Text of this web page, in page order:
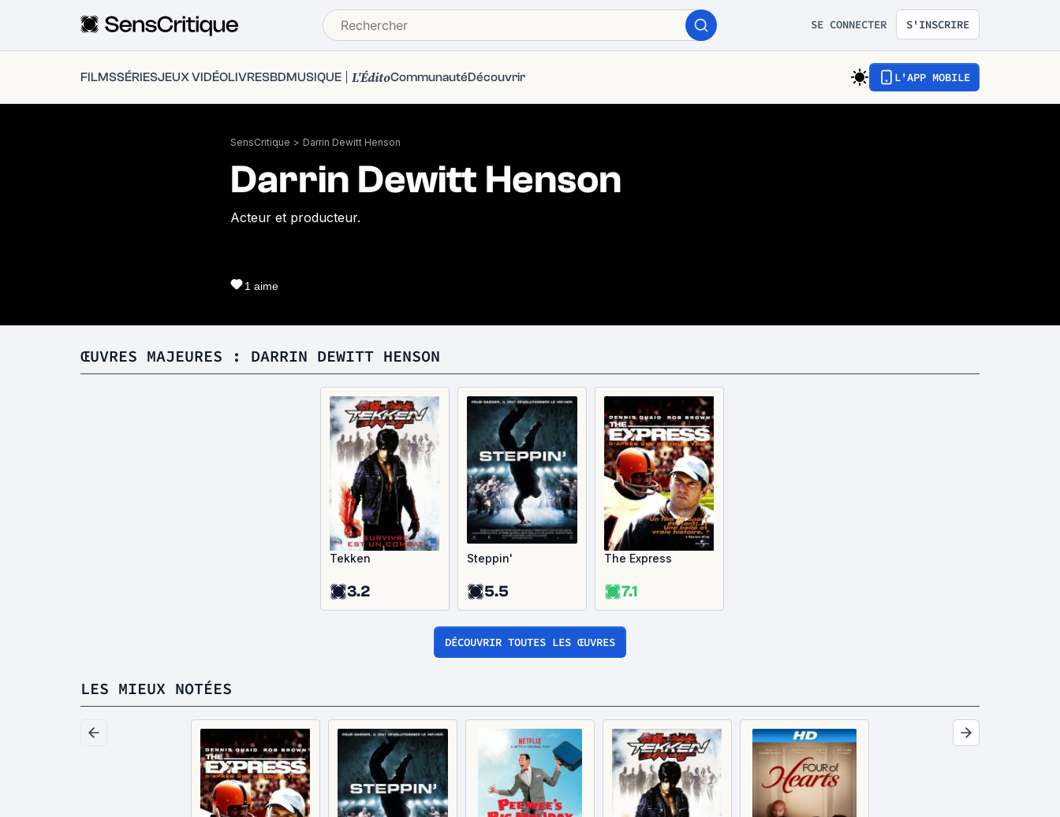
SE CONNECTER S'INSCRIRE
FILMSSÉRIESJEUX VIDÉOLIVRESBDMUSIQUE L'ÉditoCommunautéDécouvrir L'APP MOBILE
SensCritique > Darrin Dewitt Henson
Darrin Dewitt Henson
Acteur et producteur.
1 aime
ŒUVRES MAJEURES : DARRIN DEWITT HENSON
Tekken
3.2
Steppin'
5.5
The Express
7.1
DÉCOUVRIR TOUTES LES ŒUVRES
LES MIEUX NOTÉES